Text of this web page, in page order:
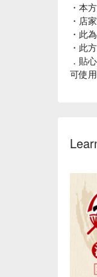
・本
・店
・此
・此
．貼
可使